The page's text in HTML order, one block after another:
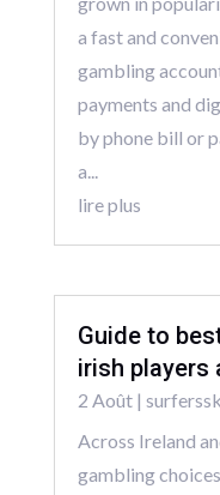
a fast and
gambling
payments and
by phone bill or
a...
lire plus
Guide to
irish players
2 Août|
Across Ireland
gambling